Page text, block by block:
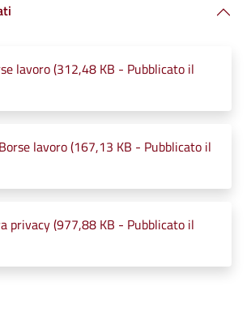
lavoro (312,48 KB - Pubblicato il
lavoro (167,13 KB - Pubblicato il
privacy (977,88 KB - Pubblicato il